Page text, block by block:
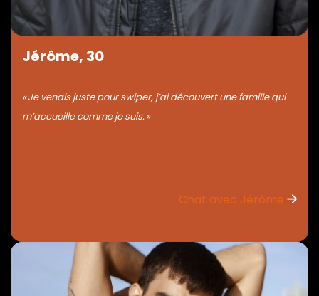
Jérôme, 30
« Je venais juste pour swiper, j’ai découvert une famille qui
m’accueille comme je suis. »
Chat avec Jérôme